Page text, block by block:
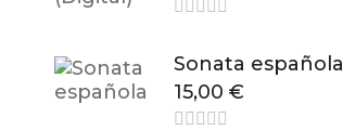
Sonata española
15,00 €